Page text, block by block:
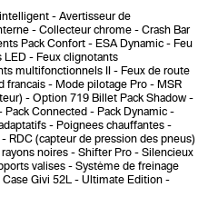
Avertisseur de
Collecteur chrome
Crash Bar
Pack Confort ESA Dynamic
Feu
LED
Feux clignotants
multifonctionnels II
Feux de route
francais Mode pilotage Pro
MSR
Option 719 Billet Pack Shadow
Pack Connected
Pack Dynamic
Poignees chauffantes
RDC (capteur de pression des pneus)
rayons noires Shifter Pro
Silencieux
valises
Système de freinage
Case Givi 52L
Ultimate Edition